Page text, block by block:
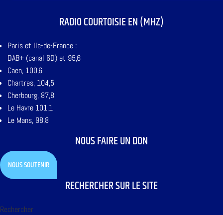
RADIO COURTOISIE EN (MHZ)
Paris et Ile-de-France :
DAB+ (canal 6D) et 95,6
Caen, 100,6
Chartres, 104,5
Cherbourg, 87,8
Le Havre 101,1
Le Mans, 98,8
NOUS FAIRE UN DON
NOUS SOUTENIR
RECHERCHER SUR LE SITE
Rechercher